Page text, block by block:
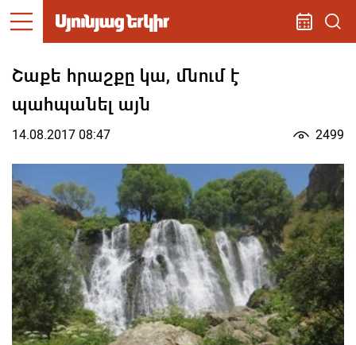
Շաքե հրաշքը կա, մնում է
պահպանել այն
14.08.2017 08:47 2499